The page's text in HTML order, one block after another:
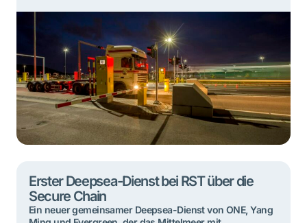
Transportunternehmens erfolgt nun an allen Deepsea-
Terminals auf der Maasvlakte in Rotterdam. Damit
werden mögliche Missstände bei der Abholung von
Containern weiter eingedämmt. Die Deepsea-Terminals
auf der Maasvlakte haben die Kontrolle des
ausführenden Transportunternehmens jeweils […]
Erster Deepsea-Dienst bei RST über die
Secure Chain
Ein neuer gemeinsamer Deepsea-Dienst von ONE, Yang